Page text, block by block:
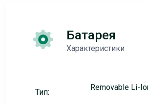
Батарея
Характеристики
Тип:
Removable Li-